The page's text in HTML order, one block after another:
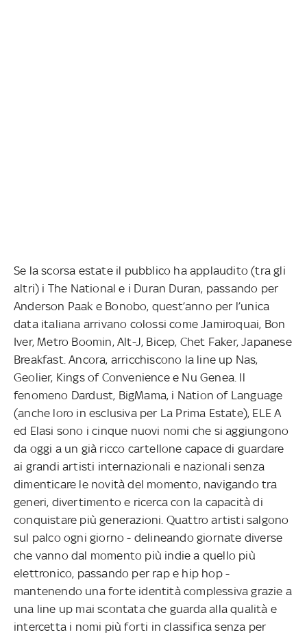
Se la scorsa estate il pubblico ha applaudito (tra gli
altri) i The National e i Duran Duran, passando per
Anderson Paak e Bonobo, quest’anno per l’unica
data italiana arrivano colossi come Jamiroquai, Bon
Iver, Metro Boomin, Alt-J, Bicep, Chet Faker, Japanese
Breakfast. Ancora, arricchiscono la line up Nas,
Geolier, Kings of Convenience e Nu Genea. Il
fenomeno Dardust, BigMama, i Nation of Language
(anche loro in esclusiva per La Prima Estate), ELE A
ed Elasi sono i cinque nuovi nomi che si aggiungono
da oggi a un già ricco cartellone capace di guardare
ai grandi artisti internazionali e nazionali senza
dimenticare le novità del momento, navigando tra
generi, divertimento e ricerca con la capacità di
conquistare più generazioni. Quattro artisti salgono
sul palco ogni giorno - delineando giornate diverse
che vanno dal momento più indie a quello più
elettronico, passando per rap e hip hop -
mantenendo una forte identità complessiva grazie a
una line up mai scontata che guarda alla qualità e
intercetta i nomi più forti in classifica senza per